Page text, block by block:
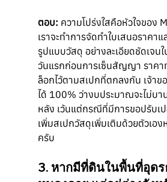
ตอบ: ความโปร่งใสคือหัวใจของ
เราจะทำการจัดทำใบเสนอราคา
รูปแบบวัสดุ อย่างละเอียดชัดเจน
วันแรกก่อนการเซ็นสัญญา ราคา
ล็อกไว้ตามสเปกที่ตกลงกัน เจ้าข
ได้ 100% ว่างบประมาณจะไม่บา
หลัง เว้นแต่กรณีที่มีการขอปรับเ
เพิ่มสเปกวัสดุเพิ่มเติมด้วยตัวเอง
ครับ
3. หากมีที่ดินในพื้นที่อุด